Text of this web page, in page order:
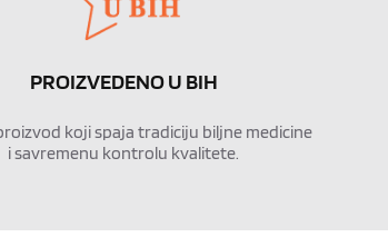
PROIZVEDENO U BIH
koji spaja tradiciju biljne medicine
i savremenu kontrolu kvalitete.